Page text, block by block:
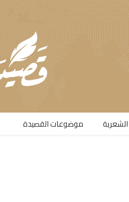
موضوعات القصيدة​